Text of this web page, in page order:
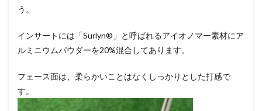
う。
インサートには「Surlyn®」と呼ばれるアイオノマー素材にア
ルミニウムパウダーを20%混合してあります。
フェース面は、柔らかいことはなくしっかりとした打感で
す。